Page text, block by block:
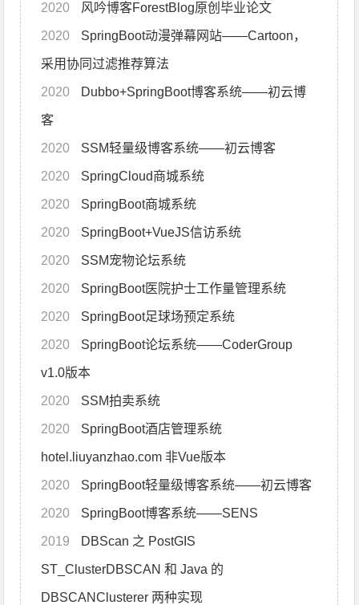
2020 风吟博客ForestBlog原创毕业论文
2020
采用协同过滤推荐算法
2020
客
2020 SSM轻量级博客系统——初云博客
2020 SpringCloud商城系统
2020 SpringBoot商城系统
2020 SpringBoot+VueJS信访系统
2020 SSM宠物论坛系统
2020 SpringBoot医院护士工作量管理系统
2020 SpringBoot足球场预定系统
2020
v1.0版本
2020 SSM拍卖系统
2020
hotel.liuyanzhao.com 非Vue版本
2020 SpringBoot轻量级博客系统——初云博客
2020 SpringBoot博客系统——SENS
2019
ST_ClusterDBSCAN 和 Java 的
DBSCANClusterer 两种实现